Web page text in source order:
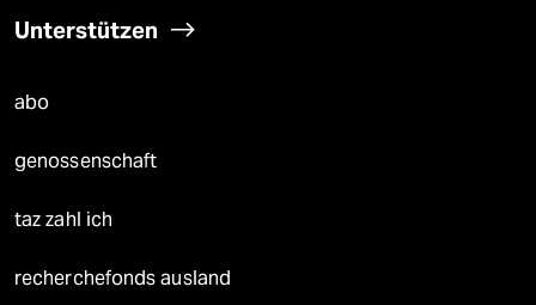
Unterstützen
abo
genossenschaft
taz zahl ich
recherchefonds ausland